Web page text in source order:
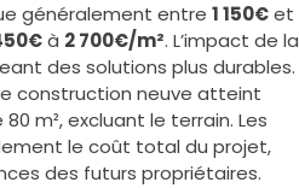
généralement entre 1 150€et
à 2 700€/m². L’impact de la
des solutions plus durables.
construction neuve atteint
m², excluant le terrain. Les
le coût total du projet,
des futurs propriétaires.